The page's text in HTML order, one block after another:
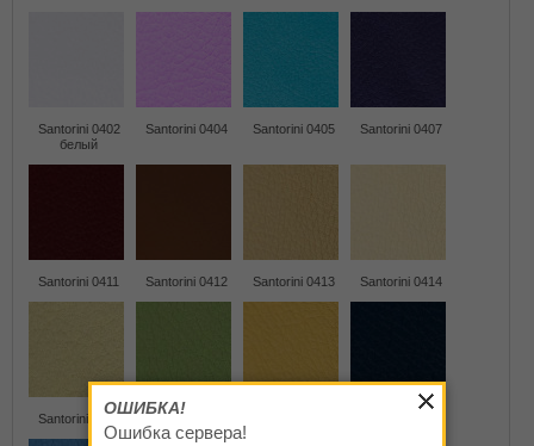
Santorini 0402
белый
Santorini 0404 Santorini 0405 Santorini 0407
Santorini 0411 Santorini 0412 Santorini 0413 Santorini 0414
Santorini 0415 Santorini 0416
ОШИБКА!
Ошибка сервера!